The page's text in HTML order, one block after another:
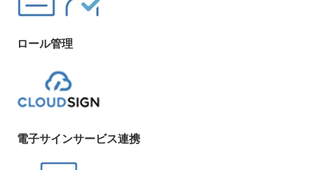
ロール管理
電子サインサービス連携